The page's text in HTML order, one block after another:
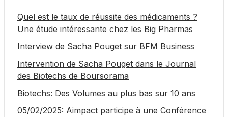
Quel est le taux de réussite des médicaments ?
Une étude intéressante chez les Big Pharmas
Interview de Sacha Pouget sur BFM Business
Intervention de Sacha Pouget dans le Journal
des Biotechs de Boursorama
Biotechs: Des Volumes au plus bas sur 10 ans
05/02/2025: Aimpact participe à une Conférence